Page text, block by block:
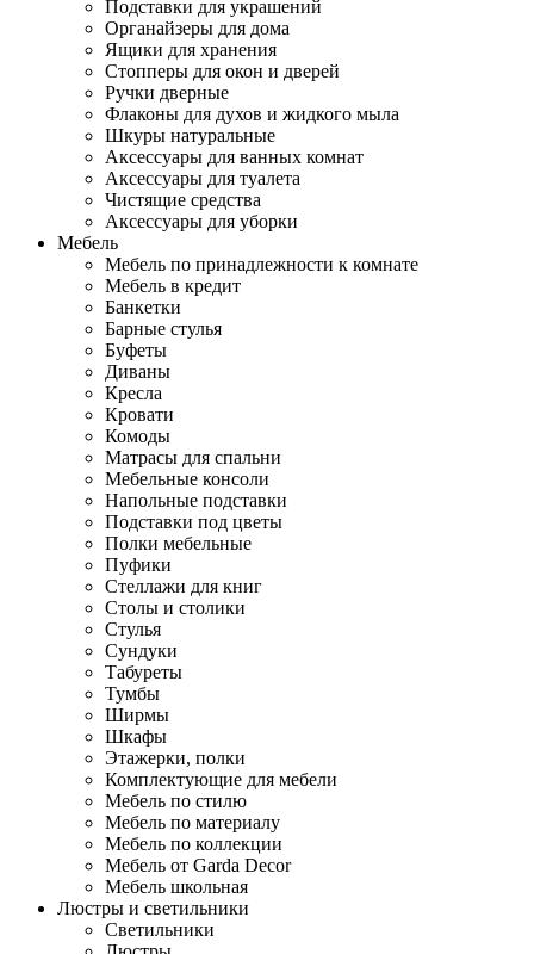
Подставки для украшений
Органайзеры для дома
Ящики для хранения
Стопперы для окон и дверей
Ручки дверные
Флаконы для духов и жидкого мыла
Шкуры натуральные
Аксессуары для ванных комнат
Аксессуары для туалета
Чистящие средства
Аксессуары для уборки
Мебель
Мебель по принадлежности к комнате
Мебель в кредит
Банкетки
Барные стулья
Буфеты
Диваны
Кресла
Кровати
Комоды
Матрасы для спальни
Мебельные консоли
Напольные подставки
Подставки под цветы
Полки мебельные
Пуфики
Стеллажи для книг
Столы и столики
Стулья
Сундуки
Табуреты
Тумбы
Ширмы
Шкафы
Этажерки, полки
Комплектующие для мебели
Мебель по стилю
Мебель по материалу
Мебель по коллекции
Мебель от Garda Decor
Мебель школьная
Люстры и светильники
Светильники